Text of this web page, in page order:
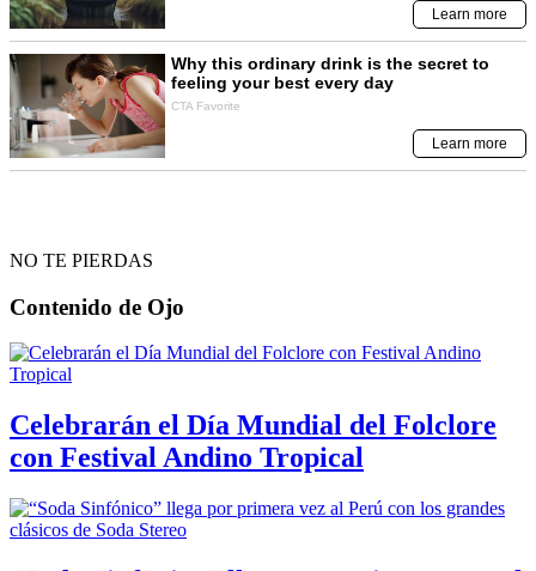
NO TE PIERDAS
Contenido de Ojo
Celebrarán el Día Mundial del Folclore
con Festival Andino Tropical